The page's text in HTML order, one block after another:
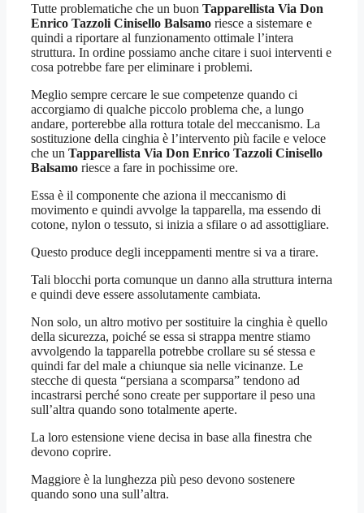
Tutte problematiche che un buon Tapparellista Via Don
Enrico Tazzoli Cinisello Balsamo riesce a sistemare e
quindi a riportare al funzionamento ottimale l’intera
struttura. In ordine possiamo anche citare i suoi interventi e
cosa potrebbe fare per eliminare i problemi.
Meglio sempre cercare le sue competenze quando ci
accorgiamo di qualche piccolo problema che, a lungo
andare, porterebbe alla rottura totale del meccanismo. La
sostituzione della cinghia è l’intervento più facile e veloce
che un Tapparellista Via Don Enrico Tazzoli Cinisello
Balsamo riesce a fare in pochissime ore.
Essa è il componente che aziona il meccanismo di
movimento e quindi avvolge la tapparella, ma essendo di
cotone, nylon o tessuto, si inizia a sfilare o ad assottigliare.
Questo produce degli inceppamenti mentre si va a tirare.
Tali blocchi porta comunque un danno alla struttura interna
e quindi deve essere assolutamente cambiata.
Non solo, un altro motivo per sostituire la cinghia è quello
della sicurezza, poiché se essa si strappa mentre stiamo
avvolgendo la tapparella potrebbe crollare su sé stessa e
quindi far del male a chiunque sia nelle vicinanze. Le
stecche di questa “persiana a scomparsa” tendono ad
incastrarsi perché sono create per supportare il peso una
sull’altra quando sono totalmente aperte.
La loro estensione viene decisa in base alla finestra che
devono coprire.
Maggiore è la lunghezza più peso devono sostenere
quando sono una sull’altra.